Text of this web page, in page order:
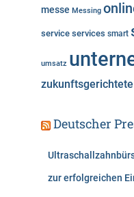
messe Messing
service services smart
umsatz
zukunftsgerichtete
Deutscher
zur erfolgreichen